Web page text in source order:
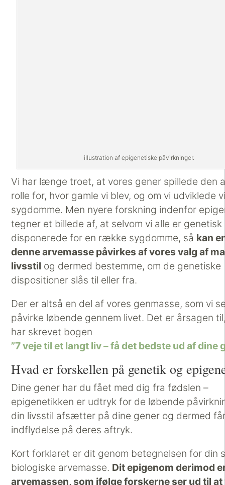
illustration af epigenetiske påvirkninger.
Vi har længe troet, at vores gener spillede den
rolle for, hvor gamle vi blev, og om vi udviklede
sygdomme. Men nyere forskning indenfor
tegner et billede af, at selvom vi alle er genetisk
disponerede for en række sygdomme, så kan
denne arvemasse påvirkes af vores valg af
livsstil og dermed bestemme, om de genetiske
dispositioner slås til eller fra.
Der er altså en del af vores genmasse, som vi
påvirke løbende gennem livet. Det er årsagen
har skrevet bogen
”7 veje til et langt liv – få det bedste ud af dine
Hvad er forskellen på genetik og
Dine gener har du fået med dig fra fødslen –
epigenetikken er udtryk for de løbende
din livsstil afsætter på dine gener og dermed
indflydelse på deres aftryk.
Kort forklaret er dit genom betegnelsen for din
biologiske arvemasse. Dit epigenom derimod
arvemassen, som ifølge forskerne ser ud til